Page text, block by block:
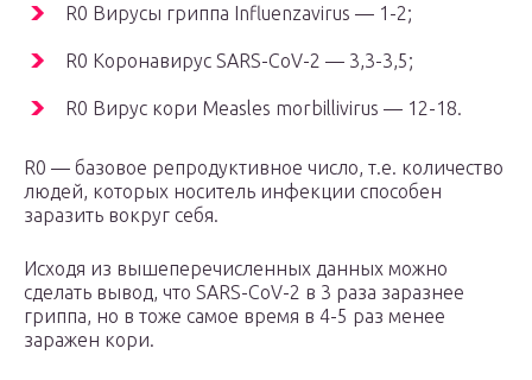
R0 Вирусы гриппа Influenzavirus — 1-2;
R0 Коронавирус SARS-CoV-2 — 3,3-3,5;
R0 Вирус кори Measles morbillivirus — 12-18.
R0 — базовое репродуктивное число, т.е. количество
людей, которых носитель инфекции способен
заразить вокруг себя.
Исходя из вышеперечисленных данных можно
сделать вывод, что SARS-CoV-2 в 3 раза заразнее
гриппа, но в тоже самое время в 4-5 раз менее
заражен кори.